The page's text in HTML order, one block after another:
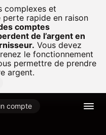
complexes et
perte rapide en raison
comptes
de l’argent en
Vous devez
le fonctionnement
permettre de prendre
argent.
compte